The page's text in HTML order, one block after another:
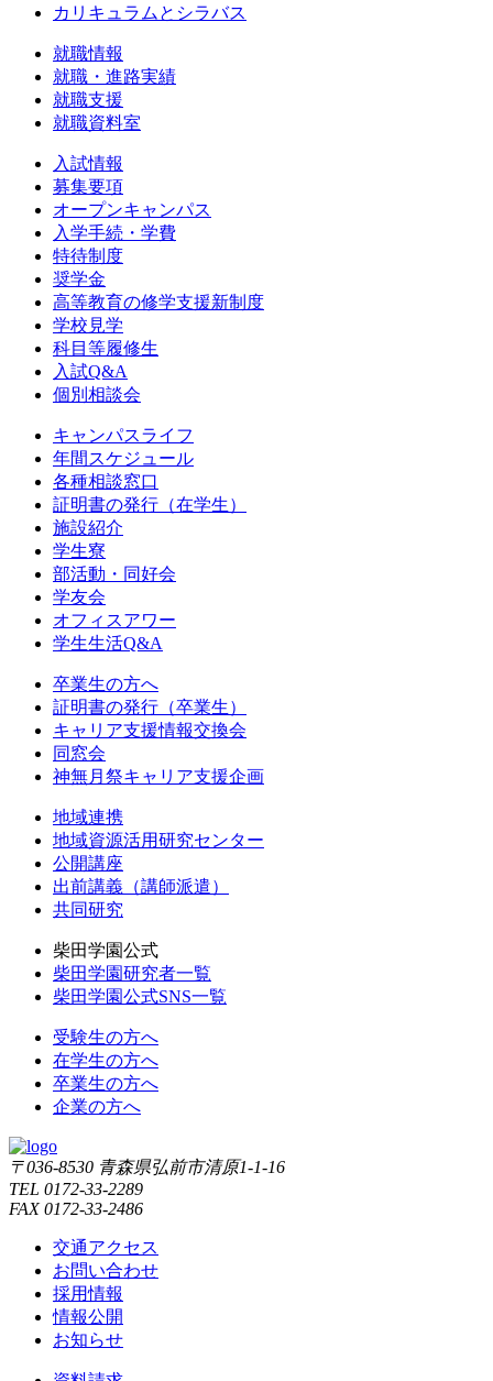
カリキュラムとシラバス
就職情報
就職・進路実績
就職支援
就職資料室
入試情報
募集要項
オープンキャンパス
入学手続・学費
特待制度
奨学金
高等教育の修学支援新制度
学校見学
科目等履修生
入試Q&A
個別相談会
キャンパスライフ
年間スケジュール
各種相談窓口
証明書の発行（在学生）
施設紹介
学生寮
部活動・同好会
学友会
オフィスアワー
学生生活Q&A
卒業生の方へ
証明書の発行（卒業生）
キャリア支援情報交換会
同窓会
神無月祭キャリア支援企画
地域連携
地域資源活用研究センター
公開講座
出前講義（講師派遣）
共同研究
柴田学園公式
柴田学園研究者一覧
柴田学園公式SNS一覧
受験生の方へ
在学生の方へ
卒業生の方へ
企業の方へ
〒036-8530 青森県弘前市清原1-1-16
TEL 0172-33-2289
FAX 0172-33-2486
交通アクセス
お問い合わせ
採用情報
情報公開
お知らせ